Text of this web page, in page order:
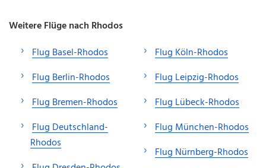
Weitere Flüge nach Rhodos
Flug Basel-Rhodos
Flug Berlin-Rhodos
Flug Bremen-Rhodos
Flug Deutschland-
Rhodos
Flug Köln-Rhodos
Flug Leipzig-Rhodos
Flug Lübeck-Rhodos
Flug München-Rhodos
Flug Nürnberg-Rhodos